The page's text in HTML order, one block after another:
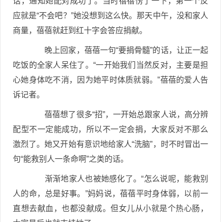
应就是“不会吧？”她没想到这么快。那天中午，没和家人
商量，蓓蓓就赶到红十字会答应捐献。
晚上回家，蓓蓓一句“要捐骨髓”的话，让正一起
吃饭的全家人呆住了。“一开始我们当然反对，主要是担
心她身体吃不消，因为她平时体质就弱。”蓓蓓的爱人告
诉记者。
蓓蓓想了很多“招”，一开始总跟家人说，高分辨
配型不一定能成功，所以不一定会捐，大家反对不那么
激烈了。她又开始有意识地给家人“洗脑”，时不时冒出一
句“能救别人一条命啊”之类的话。
渐渐地家人也被她感化了。“怎么说呢，能救别
人的命，总是好事。”妈妈说，蓓蓓平时身体弱，以前一
直想去献血，也都没献成。但女儿从小就是个热心肠，